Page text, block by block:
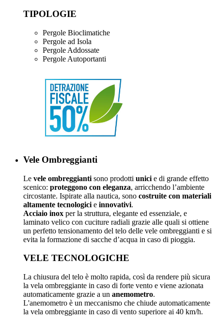
TIPOLOGIE
Pergole Bioclimatiche
Pergole ad Isola
Pergole Addossate
Pergole Autoportanti
Vele Ombreggianti
Le vele ombreggianti sono prodotti unici e di grande effetto
scenico: proteggono con eleganza, arricchendo l’ambiente
circostante. Ispirate alla nautica, sono costruite con materiali
altamente tecnologici e innovativi.
Acciaio inox per la struttura, elegante ed essenziale, e
laminato velico con cuciture radiali grazie alle quali si ottiene
un perfetto tensionamento del telo delle vele ombreggianti e si
evita la formazione di sacche d’acqua in caso di pioggia.
VELE TECNOLOGICHE
La chiusura del telo è molto rapida, così da rendere più sicura
la vela ombreggiante in caso di forte vento e viene azionata
automaticamente grazie a un anemometro.
L'anemometro è un meccanismo che chiude automaticamente
la vela ombreggiante in caso di vento superiore ai 40 km/h.